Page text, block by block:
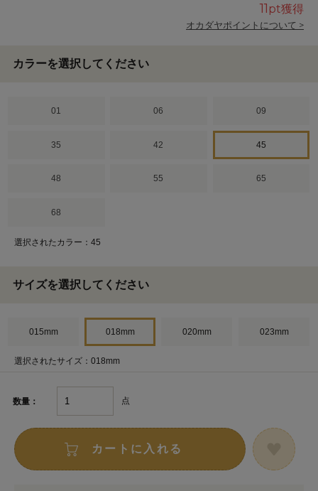
11pt獲得
オカダヤポイントについて >
カラーを選択してください
01 06 09
35 42 45
48 55 65
68
選択されたカラー：45
サイズを選択してください
015mm 018mm 020mm 023mm
選択されたサイズ：018mm
数量： 点
カートに入れる